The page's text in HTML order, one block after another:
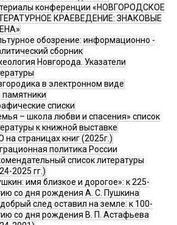
конференции «НОВГОРОДСКОЕ
КРАЕВЕДЕНИЕ: ЗНАКОВЫЕ
обозрение: информационно -
сборник
Новгорода. Указатели
в электронном виде
списки
– школа любви и спасения» список
к книжной выставке
на страницах книг (2025г.)
политика России
список литературы
2025 гг.)
имя близкое и дорогое»: к 225-
со дня рождения А. С. Пушкина
след оставил на земле: к 100-
со дня рождения В. П. Астафьева